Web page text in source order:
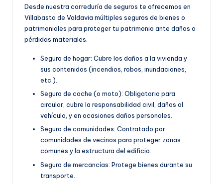
Desde nuestra correduría de seguros te ofrecemos en
Villabasta de Valdavia múltiples seguros de bienes o
patrimoniales para proteger tu patrimonio ante daños o
pérdidas materiales.
Seguro de hogar: Cubre los daños a la vivienda y
sus contenidos (incendios, robos, inundaciones,
etc.).
Seguro de coche (o moto): Obligatorio para
circular, cubre la responsabilidad civil, daños al
vehículo, y en ocasiones daños personales.
Seguro de comunidades: Contratado por
comunidades de vecinos para proteger zonas
comunes y la estructura del edificio.
Seguro de mercancías: Protege bienes durante su
transporte.